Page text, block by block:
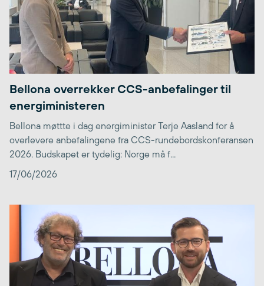
Bellona overrekker CCS-anbefalinger til
energiministeren
Bellona møttte i dag energiminister Terje Aasland for å
overlevere anbefalingene fra CCS-rundebordskonferansen
2026. Budskapet er tydelig: Norge må f...
17/06/2026